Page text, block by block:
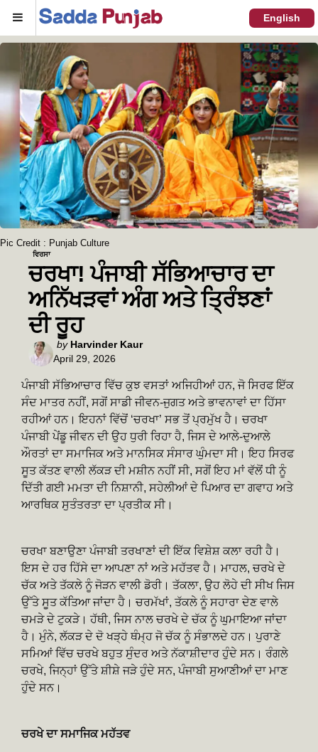
Menu English
Pic Credit : Punjab Culture
ਵਿਰਸਾ
ਚਰਖਾ! ਪੰਜਾਬੀ ਸੱਭਿਆਚਾਰ ਦਾ
ਅਨਿੱਖੜਵਾਂ ਅੰਗ ਅਤੇ ਤ੍ਰਿੰਝਣਾਂ
ਦੀ ਰੂਹ
Posted
by
by Harvinder Kaur
April 29, 2026
ਪੰਜਾਬੀ ਸੱਭਿਆਚਾਰ ਵਿੱਚ ਕੁਝ ਵਸਤਾਂ ਅਜਿਹੀਆਂ ਹਨ, ਜੋ ਸਿਰਫ ਇੱਕ
ਸੰਦ ਮਾਤਰ ਨਹੀਂ, ਸਗੋਂ ਸਾਡੀ ਜੀਵਨ-ਜੁਗਤ ਅਤੇ ਭਾਵਨਾਵਾਂ ਦਾ ਹਿੱਸਾ
ਰਹੀਆਂ ਹਨ। ਇਹਨਾਂ ਵਿੱਚੋਂ ‘ਚਰਖਾ’ ਸਭ ਤੋਂ ਪ੍ਰਮੁੱਖ ਹੈ। ਚਰਖਾ
ਪੰਜਾਬੀ ਪੇਂਡੂ ਜੀਵਨ ਦੀ ਉਹ ਧੁਰੀ ਰਿਹਾ ਹੈ, ਜਿਸ ਦੇ ਆਲੇ-ਦੁਆਲੇ
ਔਰਤਾਂ ਦਾ ਸਮਾਜਿਕ ਅਤੇ ਮਾਨਸਿਕ ਸੰਸਾਰ ਘੁੰਮਦਾ ਸੀ। ਇਹ ਸਿਰਫ
ਸੂਤ ਕੱਤਣ ਵਾਲੀ ਲੱਕੜ ਦੀ ਮਸ਼ੀਨ ਨਹੀਂ ਸੀ, ਸਗੋਂ ਇਹ ਮਾਂ ਵੱਲੋਂ ਧੀ ਨੂੰ
ਦਿੱਤੀ ਗਈ ਮਮਤਾ ਦੀ ਨਿਸ਼ਾਨੀ, ਸਹੇਲੀਆਂ ਦੇ ਪਿਆਰ ਦਾ ਗਵਾਹ ਅਤੇ
ਆਰਥਿਕ ਸੁਤੰਤਰਤਾ ਦਾ ਪ੍ਰਤੀਕ ਸੀ।
ਚਰਖਾ ਬਣਾਉਣਾ ਪੰਜਾਬੀ ਤਰਖਾਣਾਂ ਦੀ ਇੱਕ ਵਿਸ਼ੇਸ਼ ਕਲਾ ਰਹੀ ਹੈ।
ਇਸ ਦੇ ਹਰ ਹਿੱਸੇ ਦਾ ਆਪਣਾ ਨਾਂ ਅਤੇ ਮਹੱਤਵ ਹੈ। ਮਾਹਲ, ਚਰਖੇ ਦੇ
ਚੱਕ ਅਤੇ ਤੱਕਲੇ ਨੂੰ ਜੋੜਨ ਵਾਲੀ ਡੋਰੀ। ਤੱਕਲਾ, ਉਹ ਲੋਹੇ ਦੀ ਸੀਖ ਜਿਸ
ਉੱਤੇ ਸੂਤ ਕੱਤਿਆ ਜਾਂਦਾ ਹੈ। ਚਰਮੱਖਾਂ, ਤੱਕਲੇ ਨੂੰ ਸਹਾਰਾ ਦੇਣ ਵਾਲੇ
ਚਮੜੇ ਦੇ ਟੁਕੜੇ। ਹੱਥੀ, ਜਿਸ ਨਾਲ ਚਰਖੇ ਦੇ ਚੱਕ ਨੂੰ ਘੁਮਾਇਆ ਜਾਂਦਾ
ਹੈ। ਮੁੰਨੇ, ਲੱਕੜ ਦੇ ਦੋ ਖੜ੍ਹੇ ਥੰਮ੍ਹ ਜੋ ਚੱਕ ਨੂੰ ਸੰਭਾਲਦੇ ਹਨ। ਪੁਰਾਣੇ
ਸਮਿਆਂ ਵਿੱਚ ਚਰਖੇ ਬਹੁਤ ਸੁੰਦਰ ਅਤੇ ਨੱਕਾਸ਼ੀਦਾਰ ਹੁੰਦੇ ਸਨ। ਰੰਗਲੇ
ਚਰਖੇ, ਜਿਨ੍ਹਾਂ ਉੱਤੇ ਸ਼ੀਸ਼ੇ ਜੜੇ ਹੁੰਦੇ ਸਨ, ਪੰਜਾਬੀ ਸੁਆਣੀਆਂ ਦਾ ਮਾਣ
ਹੁੰਦੇ ਸਨ।
ਚਰਖੇ ਦਾ ਸਮਾਜਿਕ ਮਹੱਤਵ